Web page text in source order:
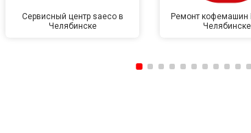
Сервисный центр saeco в
Челябинске
Ремонт кофемашин
Челябинске